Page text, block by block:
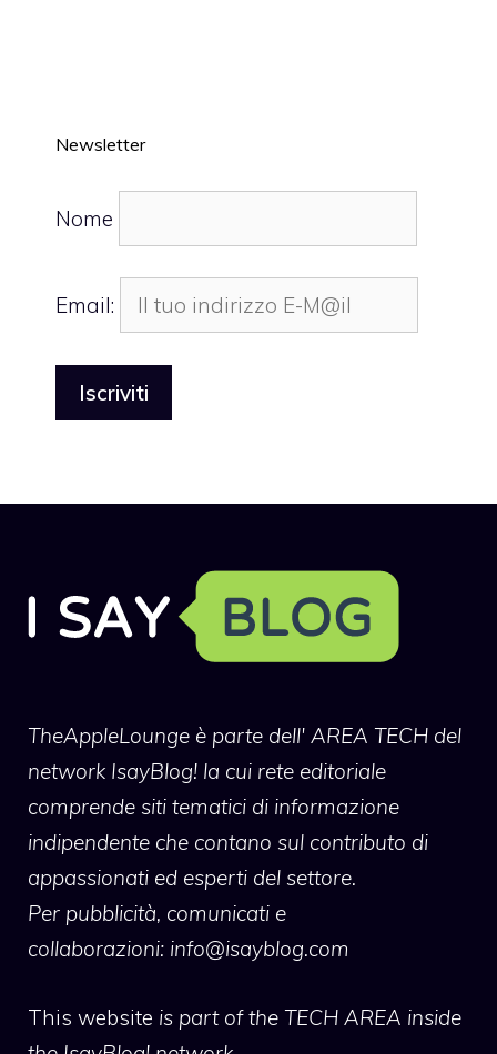
Newsletter
Nome
Email:
TheAppleLounge è parte dell' AREA TECH del
network IsayBlog! la cui rete editoriale
comprende siti tematici di informazione
indipendente che contano sul contributo di
appassionati ed esperti del settore.
Per pubblicità, comunicati e
collaborazioni: info@isayblog.com
This website is part of the TECH AREA inside